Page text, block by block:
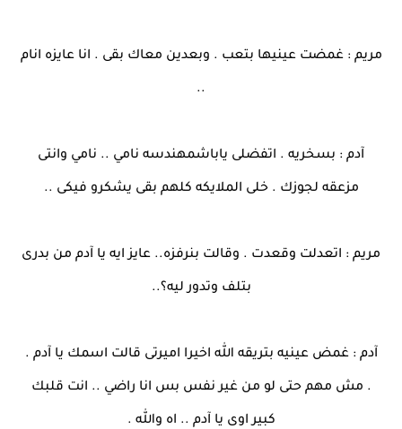
مريم : غمضت عينيها بتعب . وبعدين معاك بقى . انا عايزه انام
..
آدم : بسخريه . اتفضلى ياباشمهندسه نامي .. نامي وانتى
مزعقه لجوزك . خلى الملايكه كلهم بقى يشكرو فيكى ..
مريم : اتعدلت وقعدت . وقالت بنرفزه.. عايز ايه يا آدم من بدرى
بتلف وتدور ليه؟..
آدم : غمض عينيه بتريقه الله اخيرا اميرتى قالت اسمك يا آدم .
. مش مهم حتى لو من غير نفس بس انا راضي .. انت قلبك
كبير اوى يا آدم .. اه والله .